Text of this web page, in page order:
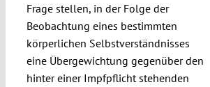
Frage stellen, in der Folge der
Beobachtung eines bestimmten
körperlichen Selbstverständnisses
eine Übergewichtung gegenüber den
hinter einer Impfpflicht stehenden